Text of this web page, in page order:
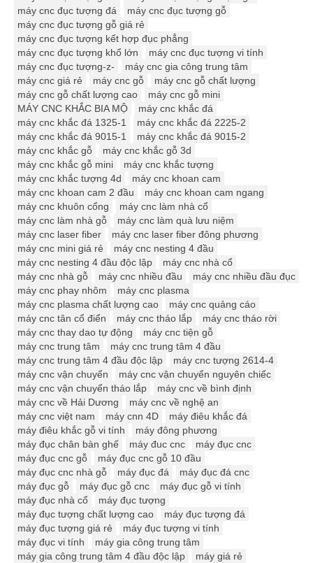
máy cnc đục tượng đá
máy cnc đục tượng gỗ
máy cnc đục tượng gỗ giá rẻ
máy cnc đục tượng kết hợp đục phẳng
máy cnc đục tượng khổ lớn
máy cnc đục tượng vi tính
máy cnc đục tượng-z-
máy cnc gia công trung tâm
máy cnc giá rẻ
máy cnc gỗ
máy cnc gỗ chất lượng
máy cnc gỗ chất lượng cao
máy cnc gỗ mini
MÁY CNC KHẮC BIA MỘ
máy cnc khắc đá
máy cnc khắc đá 1325-1
máy cnc khắc đá 2225-2
máy cnc khắc đá 9015-1
máy cnc khắc đá 9015-2
máy cnc khắc gỗ
máy cnc khắc gỗ 3d
máy cnc khắc gỗ mini
máy cnc khắc tượng
máy cnc khắc tượng 4d
máy cnc khoan cam
máy cnc khoan cam 2 đầu
máy cnc khoan cam ngang
máy cnc khuôn cổng
máy cnc làm nhà cổ
máy cnc làm nhà gỗ
máy cnc làm quà lưu niệm
máy cnc laser fiber
máy cnc laser fiber đông phương
máy cnc mini giá rẻ
máy cnc nesting 4 đầu
máy cnc nesting 4 đầu độc lập
máy cnc nhà cổ
máy cnc nhà gỗ
máy cnc nhiều đầu
máy cnc nhiều đầu đục
máy cnc phay nhôm
máy cnc plasma
máy cnc plasma chất lượng cao
máy cnc quảng cáo
máy cnc tân cổ điển
máy cnc tháo lắp
máy cnc tháo rời
máy cnc thay dao tự động
máy cnc tiện gỗ
máy cnc trung tâm
máy cnc trung tâm 4 đầu
máy cnc trung tâm 4 đầu độc lập
máy cnc tượng 2614-4
máy cnc vận chuyển
máy cnc vận chuyển nguyên chiếc
máy cnc vận chuyển tháo lắp
máy cnc về bình định
máy cnc về Hải Dương
máy cnc về nghệ an
máy cnc việt nam
máy cnn 4D
máy điêu khắc đá
máy điêu khắc gỗ vi tính
máy đông phương
máy đục chân bàn ghế
máy đuc cnc
máy đục cnc
máy đục cnc gỗ
máy đục cnc gỗ 10 đầu
máy đục cnc nhà gỗ
máy đục đá
máy đục đá cnc
máy đục gỗ
máy đục gỗ cnc
máy đục gỗ vi tính
máy đục nhà cổ
máy đục tượng
máy đục tượng chất lượng cao
máy đục tượng đá
máy đục tượng giá rẻ
máy đục tượng vi tính
máy đục vi tính
máy gia công trung tâm
máy gia công trung tâm 4 đầu độc lập
máy giá rẻ